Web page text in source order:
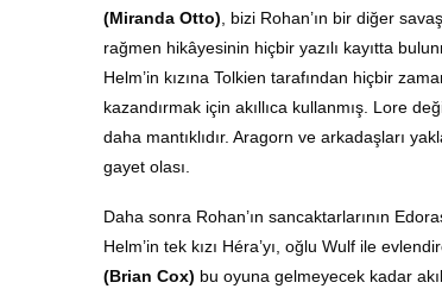
(Miranda Otto), bizi Rohan’ın bir diğer
rağmen hikâyesinin hiçbir yazılı kayıtta
Helm’in kızına Tolkien tarafından hiçbir
kazandırmak için akıllıca kullanmış. Lore
daha mantıklıdır. Aragorn ve arkadaşları
gayet olası.
Daha sonra Rohan’ın sancaktarlarının
Helm’in tek kızı Héra’yı, oğlu Wulf ile
(Brian Cox) bu oyuna gelmeyecek kadar